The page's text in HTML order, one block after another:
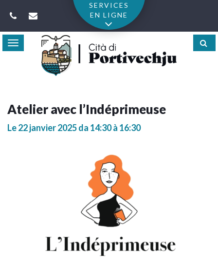
SERVICES
EN LIGNE
Toggle
navigation
Atelier avec l’Indéprimeuse
Le22janvier2025da 14:30 à 16:30